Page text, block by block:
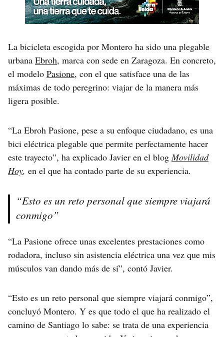
La bicicleta escogida por Montero ha sido una plegable
urbana Ebroh, marca con sede en Zaragoza. En concreto,
el modelo Pasione, con el que satisface una de las
máximas de todo peregrino: viajar de la manera más
ligera posible.
“La Ebroh Pasione, pese a su enfoque ciudadano, es una
bici eléctrica plegable que permite perfectamente hacer
este trayecto”, ha explicado Javier en el blogMovilidad
Hoy, en el que ha contado parte de su experiencia.
“Esto es un reto personal que siempre viajará
conmigo”
“La Pasione ofrece unas excelentes prestaciones como
rodadora, incluso sin asistencia eléctrica una vez que mis
músculos van dando más de sí”, contó Javier.
“Esto es un reto personal que siempre viajará conmigo”,
concluyó Montero. Y es que todo el que ha realizado el
camino de Santiago lo sabe: se trata de una experiencia